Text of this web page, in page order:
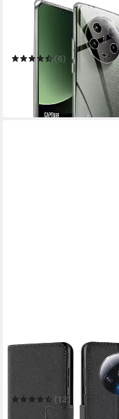
COOLGADGET
Handyhülle Silikon
Hülle Slim für Xiaomi
(6)
12,99 €
in 2-3 Werktagen bei dir
COOLGADGET
Handyhülle Wallet Klapp
Tasche Book Case für
13 Ultra
(12)
12,99 € UVP 17,99 €